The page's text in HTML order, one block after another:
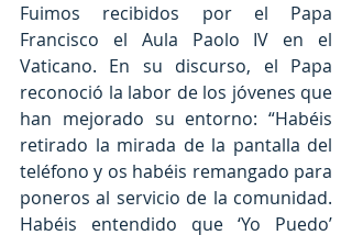
Fuimos recibidos por el Papa
Francisco el Aula Paolo IV en el
Vaticano. En su discurso, el Papa
reconoció la labor de los jóvenes que
han mejorado su entorno: “Habéis
retirado la mirada de la pantalla del
teléfono y os habéis remangado para
poneros al servicio de la comunidad.
Habéis entendido que ‘Yo Puedo’